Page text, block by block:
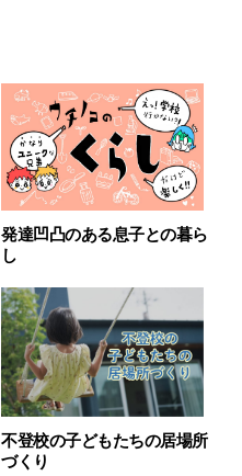
発達凹凸のある息子との暮ら
し
不登校の子どもたちの居場所
づくり